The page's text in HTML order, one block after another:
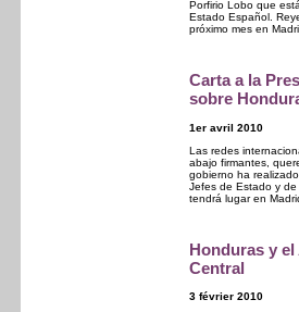
Porfirio Lobo que
Estado Español.
próximo mes en
Carta a la
sobre
1er avril 2010
Las redes
abajo firmantes,
gobierno ha
Jefes de Estado y
tendrá lugar en
Honduras y
Central
3 février 2010